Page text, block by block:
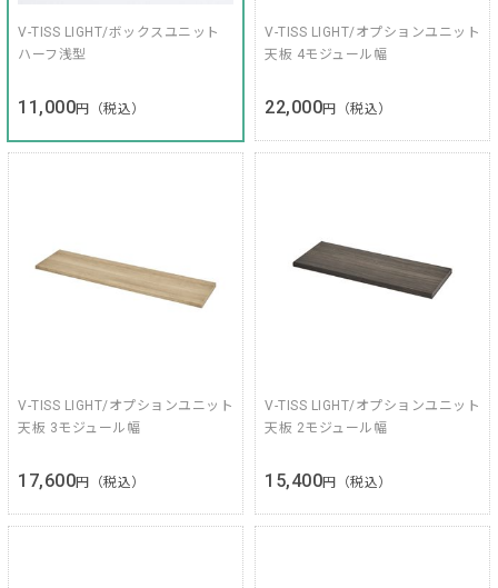
V-TISS LIGHT/ボックスユニット
ハーフ浅型
11,000円（税込）
V-TISS LIGHT/オプションユニット
天板 4モジュール幅
22,000円（税込）
V-TISS LIGHT/オプションユニット
天板 3モジュール幅
17,600円（税込）
V-TISS LIGHT/オプションユニット
天板 2モジュール幅
15,400円（税込）